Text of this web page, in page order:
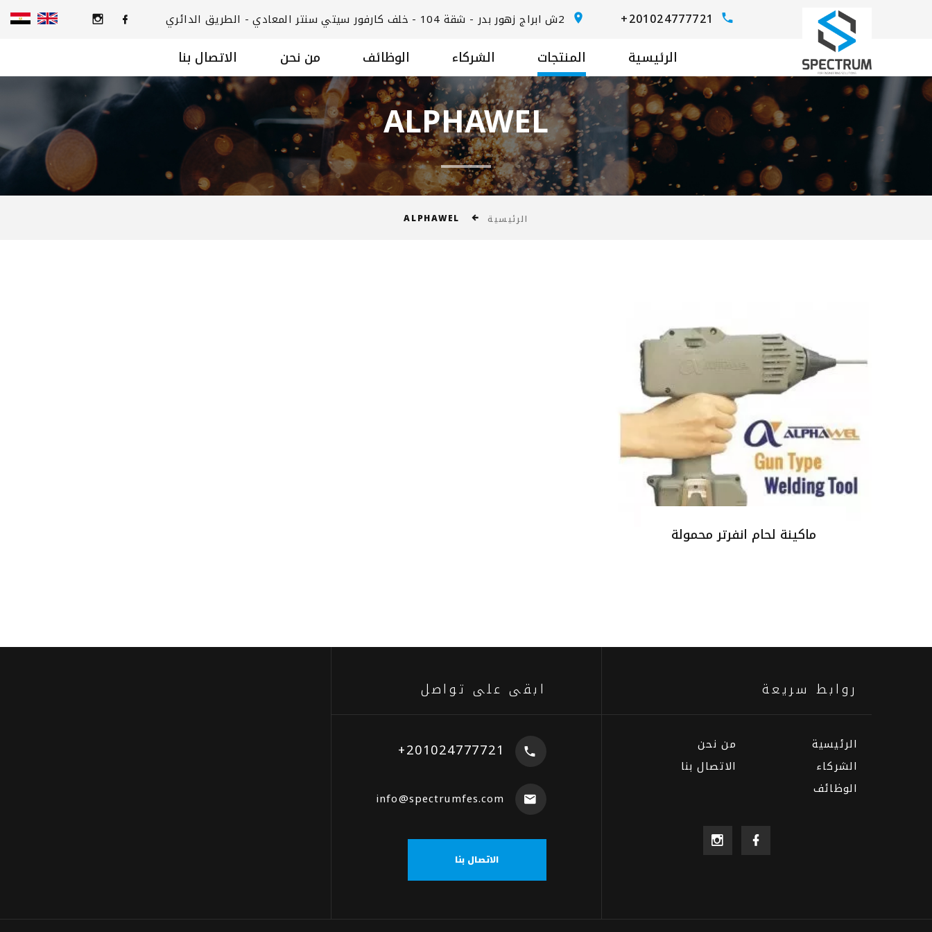
+201024777721 2ش ابراج زهور بدر - شقة 104 - خلف كارفور سيتي سنتر المعادي - الطريق الدائري
الرئيسية المنتجات الشركاء الوظائف من نحن الاتصال بنا
ALPHAWEL
الرئيسية ALPHAWEL
ماكينة لحام انفرتر محمولة
روابط سريعة
الرئيسية
الشركاء
الوظائف
من نحن
الاتصال بنا
ابقى على تواصل
+201024777721
info@spectrumfes.com
الاتصال بنا